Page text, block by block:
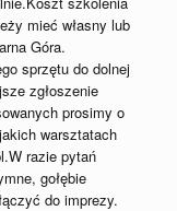
mieć własny lub
Góra.
sprzętu do dolnej
zgłoszenie
prosimy o
warsztatach
razie pytań
gołębie
do imprezy.